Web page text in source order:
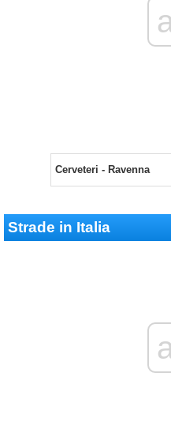
Cerveteri - Ravenna
Strade in Italia